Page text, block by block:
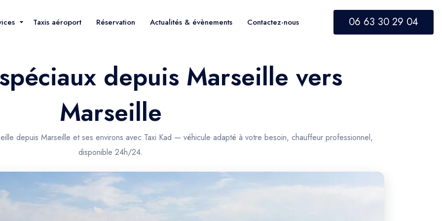
Taxis aéroport Réservation Actualités & évènements Contactez-nous 06 63 30 29 04
depuis Marseille vers
Marseille
depuis Marseille et ses environs avec Taxi Kad — véhicule adapté à votre besoin, chauffeur professionnel,
disponible 24h/24.